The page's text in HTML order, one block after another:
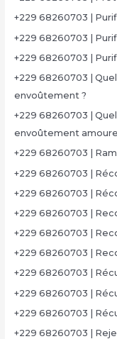
+229 68260703 |
+229 68260703 |
+229 68260703 |
+229 68260703 |
envoûtement ?
+229 68260703 |
envoûtement
+229 68260703 |
+229 68260703 |
+229 68260703 |
+229 68260703 |
+229 68260703 |
+229 68260703 |
+229 68260703 |
+229 68260703 |
+229 68260703 |
+229 68260703 |